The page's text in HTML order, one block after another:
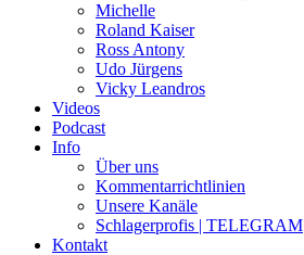
Michelle
Roland Kaiser
Ross Antony
Udo Jürgens
Vicky Leandros
Videos
Podcast
Info
Über uns
Kommentarrichtlinien
Unsere Kanäle
Schlagerprofis | TELEGRAM
Kontakt